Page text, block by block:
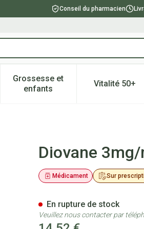
Conseil du pharmacien
Beauté, soins et hygiène
menu pour la catégorie
Grossesse et
enfantsAfficher le sous-menu
Vitalité 50+
Diovane
Sur
Médicament
En rupture de stock
Veuillez nous contacter par